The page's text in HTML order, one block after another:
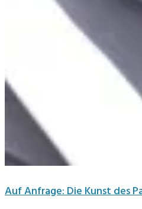
Auf Anfrage: Die Kunst des